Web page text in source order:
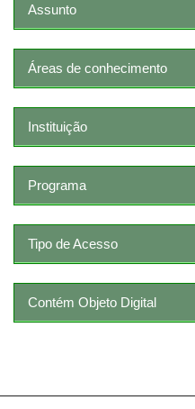
Assunto
Áreas de conhecimento
Instituição
Programa
Tipo de Acesso
Contém Objeto Digital